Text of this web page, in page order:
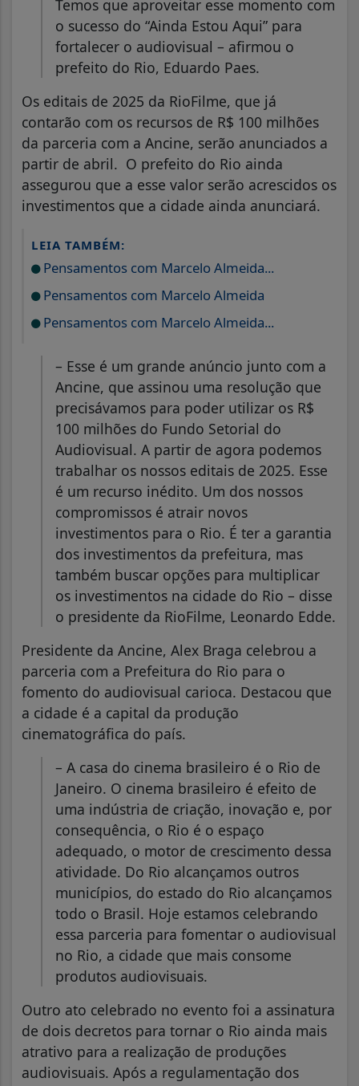
Temos que aproveitar esse momento com
o sucesso do “Ainda Estou Aqui” para
fortalecer o audiovisual – afirmou o
prefeito do Rio, Eduardo Paes.
Os editais de 2025 da RioFilme, que já
contarão com os recursos de R$ 100 milhões
da parceria com a Ancine, serão anunciados a
partir de abril. O prefeito do Rio ainda
assegurou que a esse valor serão acrescidos os
investimentos que a cidade ainda anunciará.
LEIA TAMBÉM:
Pensamentos com Marcelo Almeida...
Pensamentos com Marcelo Almeida
Pensamentos com Marcelo Almeida...
– Esse é um grande anúncio junto com a
Ancine, que assinou uma resolução que
precisávamos para poder utilizar os R$
100 milhões do Fundo Setorial do
Audiovisual. A partir de agora podemos
trabalhar os nossos editais de 2025. Esse
é um recurso inédito. Um dos nossos
compromissos é atrair novos
investimentos para o Rio. É ter a garantia
dos investimentos da prefeitura, mas
também buscar opções para multiplicar
os investimentos na cidade do Rio – disse
o presidente da RioFilme, Leonardo Edde.
Presidente da Ancine, Alex Braga celebrou a
parceria com a Prefeitura do Rio para o
fomento do audiovisual carioca. Destacou que
a cidade é a capital da produção
cinematográfica do país.
– A casa do cinema brasileiro é o Rio de
Janeiro. O cinema brasileiro é efeito de
uma indústria de criação, inovação e, por
consequência, o Rio é o espaço
adequado, o motor de crescimento dessa
atividade. Do Rio alcançamos outros
municípios, do estado do Rio alcançamos
todo o Brasil. Hoje estamos celebrando
essa parceria para fomentar o audiovisual
no Rio, a cidade que mais consome
produtos audiovisuais.
Outro ato celebrado no evento foi a assinatura
de dois decretos para tornar o Rio ainda mais
atrativo para a realização de produções
audiovisuais. Após a regulamentação dos